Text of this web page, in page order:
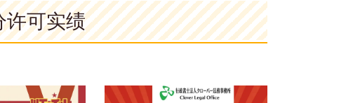
许可实绩